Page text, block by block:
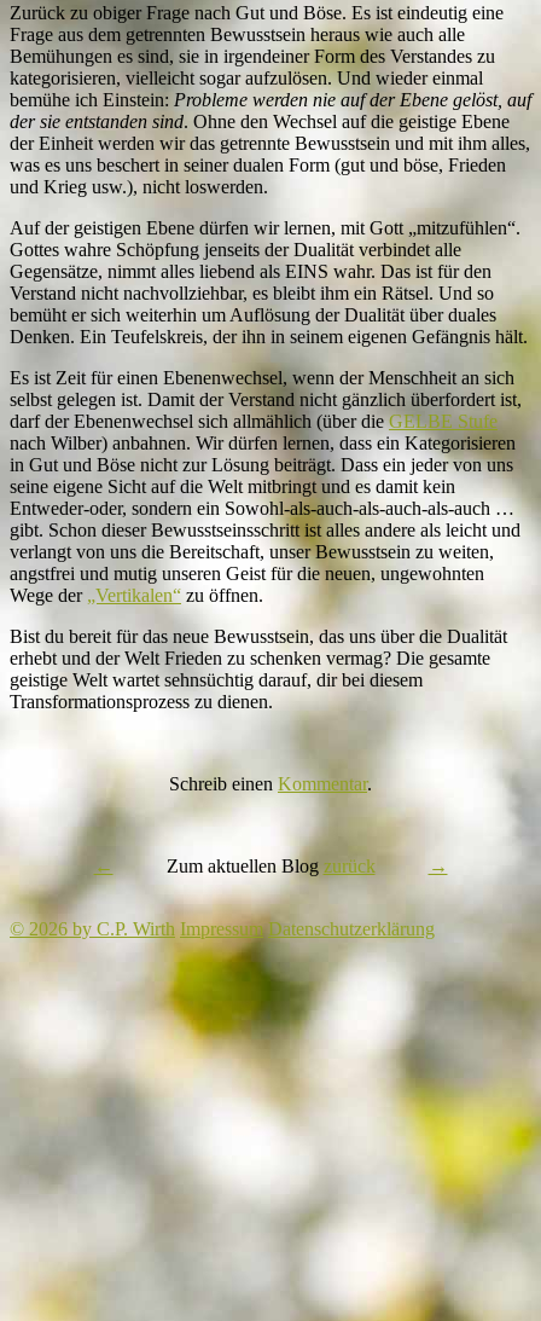
Zurück zu obiger Frage nach Gut und Böse. Es ist eindeutig eine
Frage aus dem getrennten Bewusstsein heraus wie auch alle
Bemühungen es sind, sie in irgendeiner Form des Verstandes zu
kategorisieren, vielleicht sogar aufzulösen. Und wieder einmal
bemühe ich Einstein: Probleme werden nie auf der Ebene gelöst, auf
der sie entstanden sind. Ohne den Wechsel auf die geistige Ebene
der Einheit werden wir das getrennte Bewusstsein und mit ihm alles,
was es uns beschert in seiner dualen Form (gut und böse, Frieden
und Krieg usw.), nicht loswerden.
Auf der geistigen Ebene dürfen wir lernen, mit Gott „mitzufühlen“.
Gottes wahre Schöpfung jenseits der Dualität verbindet alle
Gegensätze, nimmt alles liebend als EINS wahr. Das ist für den
Verstand nicht nachvollziehbar, es bleibt ihm ein Rätsel. Und so
bemüht er sich weiterhin um Auflösung der Dualität über duales
Denken. Ein Teufelskreis, der ihn in seinem eigenen Gefängnis hält.
Es ist Zeit für einen Ebenenwechsel, wenn der Menschheit an sich
selbst gelegen ist. Damit der Verstand nicht gänzlich überfordert ist,
darf der Ebenenwechsel sich allmählich (über dieGELBE Stufe
nach Wilber) anbahnen. Wir dürfen lernen, dass ein Kategorisieren
in Gut und Böse nicht zur Lösung beiträgt. Dass ein jeder von uns
seine eigene Sicht auf die Welt mitbringt und es damit kein
Entweder-oder, sondern ein Sowohl-als-auch-als-auch-als-auch …
gibt. Schon dieser Bewusstseinsschritt ist alles andere als leicht und
verlangt von uns die Bereitschaft, unser Bewusstsein zu weiten,
angstfrei und mutig unseren Geist für die neuen, ungewohnten
Wege der „Vertikalen“ zu öffnen.
Bist du bereit für das neue Bewusstsein, das uns über die Dualität
erhebt und der Welt Frieden zu schenken vermag? Die gesamte
geistige Welt wartet sehnsüchtig darauf, dir bei diesem
Transformationsprozess zu dienen.
Schreib einen Kommentar.
← Zum aktuellen Blog zurück →
© 2026 by C.P. Wirth Impressum Datenschutzerklärung